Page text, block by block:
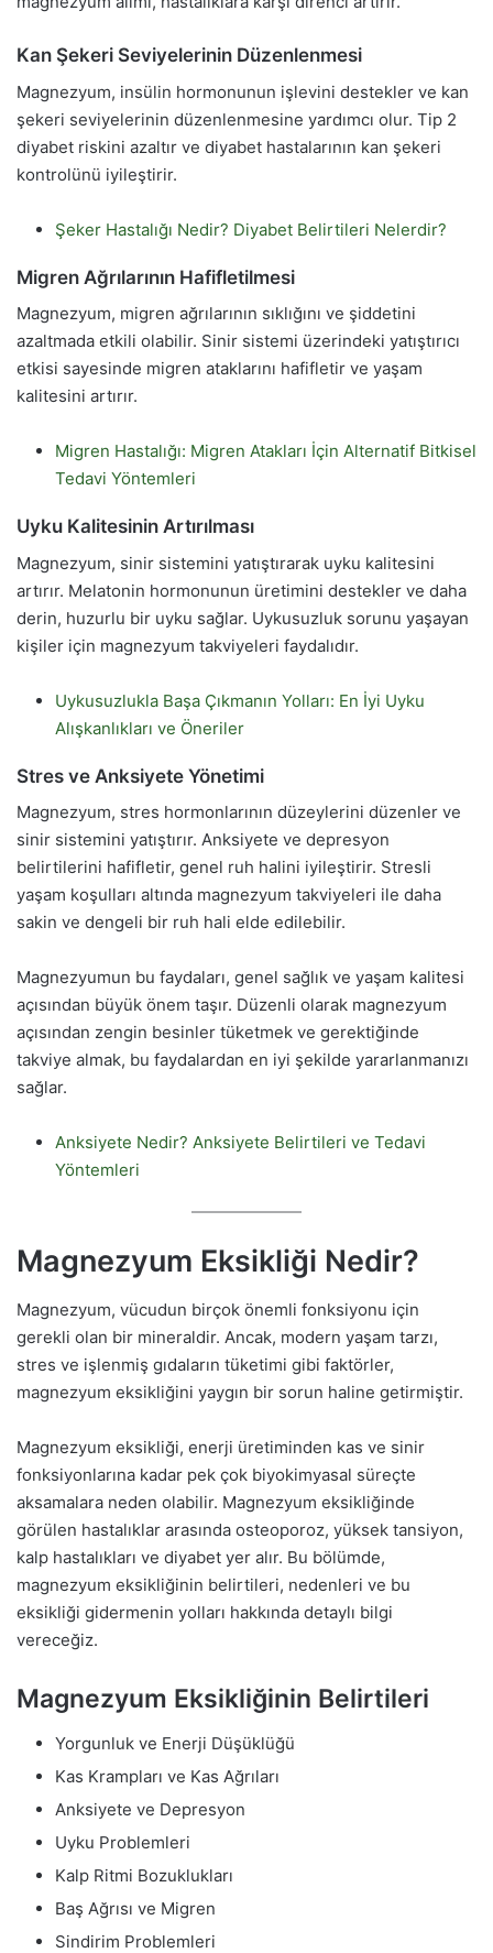
Kan Şekeri Seviyelerinin Düzenlenmesi
Magnezyum, insülin hormonunun işlevini destekler ve kan
şekeri seviyelerinin düzenlenmesine yardımcı olur. Tip 2
diyabet riskini azaltır ve diyabet hastalarının kan şekeri
kontrolünü iyileştirir.
Şeker Hastalığı Nedir? Diyabet Belirtileri Nelerdir?
Migren Ağrılarının Hafifletilmesi
Magnezyum, migren ağrılarının sıklığını ve şiddetini
azaltmada etkili olabilir. Sinir sistemi üzerindeki yatıştırıcı
etkisi sayesinde migren ataklarını hafifletir ve yaşam
kalitesini artırır.
Migren Hastalığı: Migren Atakları İçin Alternatif Bitkisel
Tedavi Yöntemleri
Uyku Kalitesinin Artırılması
Magnezyum, sinir sistemini yatıştırarak uyku kalitesini
artırır. Melatonin hormonunun üretimini destekler ve daha
derin, huzurlu bir uyku sağlar. Uykusuzluk sorunu yaşayan
kişiler için magnezyum takviyeleri faydalıdır.
Uykusuzlukla Başa Çıkmanın Yolları: En İyi Uyku
Alışkanlıkları ve Öneriler
Stres ve Anksiyete Yönetimi
Magnezyum, stres hormonlarının düzeylerini düzenler ve
sinir sistemini yatıştırır. Anksiyete ve depresyon
belirtilerini hafifletir, genel ruh halini iyileştirir. Stresli
yaşam koşulları altında magnezyum takviyeleri ile daha
sakin ve dengeli bir ruh hali elde edilebilir.
Magnezyumun bu faydaları, genel sağlık ve yaşam kalitesi
açısından büyük önem taşır. Düzenli olarak magnezyum
açısından zengin besinler tüketmek ve gerektiğinde
takviye almak, bu faydalardan en iyi şekilde yararlanmanızı
sağlar.
Anksiyete Nedir? Anksiyete Belirtileri ve Tedavi
Yöntemleri
Magnezyum Eksikliği Nedir?
Magnezyum, vücudun birçok önemli fonksiyonu için
gerekli olan bir mineraldir. Ancak, modern yaşam tarzı,
stres ve işlenmiş gıdaların tüketimi gibi faktörler,
magnezyum eksikliğini yaygın bir sorun haline getirmiştir.
Magnezyum eksikliği, enerji üretiminden kas ve sinir
fonksiyonlarına kadar pek çok biyokimyasal süreçte
aksamalara neden olabilir. Magnezyum eksikliğinde
görülen hastalıklar arasında osteoporoz, yüksek tansiyon,
kalp hastalıkları ve diyabet yer alır. Bu bölümde,
magnezyum eksikliğinin belirtileri, nedenleri ve bu
eksikliği gidermenin yolları hakkında detaylı bilgi
vereceğiz.
Magnezyum Eksikliğinin Belirtileri
Yorgunluk ve Enerji Düşüklüğü
Kas Krampları ve Kas Ağrıları
Anksiyete ve Depresyon
Uyku Problemleri
Kalp Ritmi Bozuklukları
Baş Ağrısı ve Migren
Sindirim Problemleri